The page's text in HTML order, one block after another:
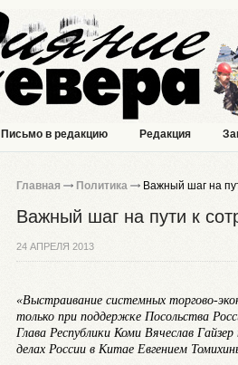
Письмо в редакцию Редакция
Главная Политика Важный шаг на
Важный шаг на пути к
24 АПРЕЛЯ 2013
«Выстраивание системных торгово-
только при поддержке Посольства
Глава Республики Коми Вячеслав
делах России в Китае Евгением